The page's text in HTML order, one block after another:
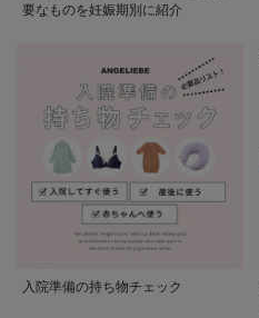
要なものを妊娠期別に紹介
入院準備の持ち物チェック